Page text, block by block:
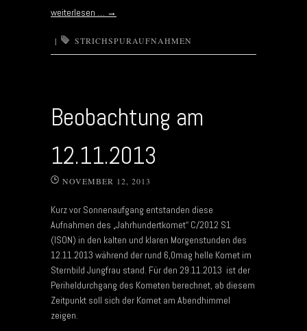
weiterlesen … →
| STRICHSPURAUFNAHMEN
Beobachtung am
12.11.2013
NOVEMBER 12, 2013
Kurz vor Sonnenaufgang entstanden diese
Aufnahmen des „Jahrhundertkomet“ C/2012 S1
(ISON) in den kalten und klaren Morgenstunden des
12.11.2013 während der rund 6,0mag helle Komet im
Sternbild Jungfrau stand. Für den 29.11.2013 ist der
Periheldurchgang des Kometen berechnet, ab diesem
Zeitpunkt soll sich der Komet am Abendhimmel
zeigen.